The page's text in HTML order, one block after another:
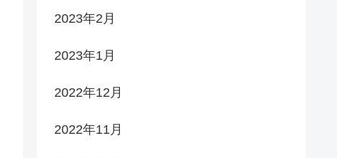
2023年2月
2023年1月
2022年12月
2022年11月